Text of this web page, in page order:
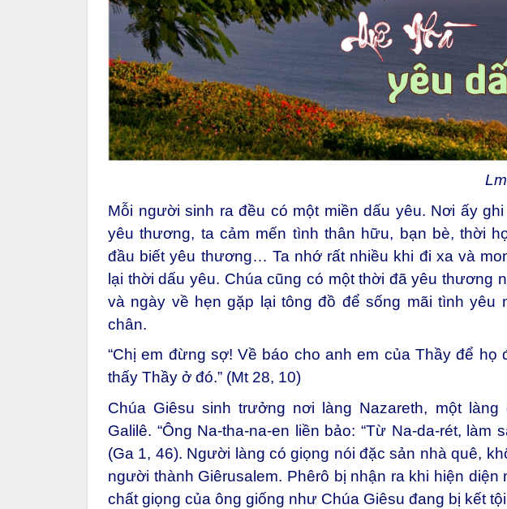
Mỗi người sinh ra đều có một miền dấu yêu. Nơi ấy
yêu thương, ta cảm mến tình thân hữu, bạn bè, thời
đầu biết yêu thương… Ta nhớ rất nhiều khi đi xa và
lại thời dấu yêu. Chúa cũng có một thời đã yêu thương
và ngày về hẹn gặp lại tông đồ để sống mãi tình yêu
chân.
“Chị em đừng sợ! Về báo cho anh em của Thầy để họ
thấy Thầy ở đó.” (Mt 28, 10)
Chúa Giêsu sinh trưởng nơi làng Nazareth, một
Galilê. “Ông Na-tha-na-en liền bảo: “Từ Na-da-rét, làm
(Ga 1, 46). Người làng có giọng nói đặc sản nhà quê,
người thành Giêrusalem. Phêrô bị nhận ra khi hiện diện
chất giọng của ông giống như Chúa Giêsu đang bị kết